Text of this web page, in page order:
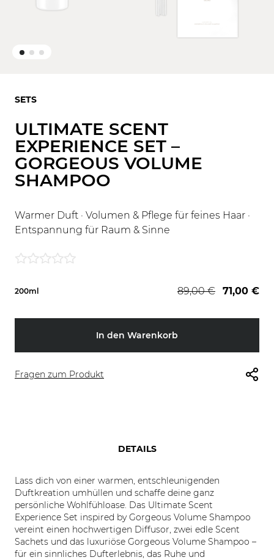
SETS
ULTIMATE SCENT
EXPERIENCE SET –
GORGEOUS VOLUME
SHAMPOO
Warmer Duft · Volumen & Pflege für feines Haar ·
Entspannung für Raum & Sinne
200ml 89,00 € 71,00 €
In den Warenkorb
Fragen zum Produkt
DETAILS
Lass dich von einer warmen, entschleunigenden
Duftkreation umhüllen und schaffe deine ganz
persönliche Wohlfühloase. Das Ultimate Scent
Experience Set inspired by Gorgeous Volume Shampoo
vereint einen hochwertigen Diffusor, zwei edle Scent
Sachets und das luxuriöse Gorgeous Volume Shampoo –
für ein sinnliches Dufterlebnis, das Ruhe und